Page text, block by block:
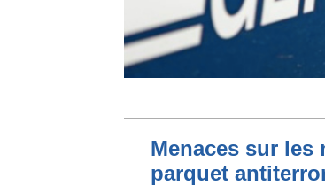
Menaces sur les
parquet